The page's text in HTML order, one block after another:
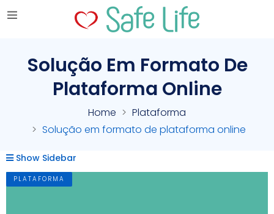
Solução Em Formato De
Plataforma Online
Home
Plataforma
Solução em formato de plataforma online
Show Sidebar
PLATAFORMA